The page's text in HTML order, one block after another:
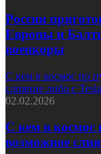
России
Европы и
военкоры
С кем в космос по
слияние либо с
02.02.2026
С кем в космос
возможное